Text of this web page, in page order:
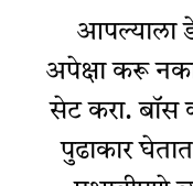
आपल्याला
अपेक्षा करू
सेट करा. बॉस
पुढाकार